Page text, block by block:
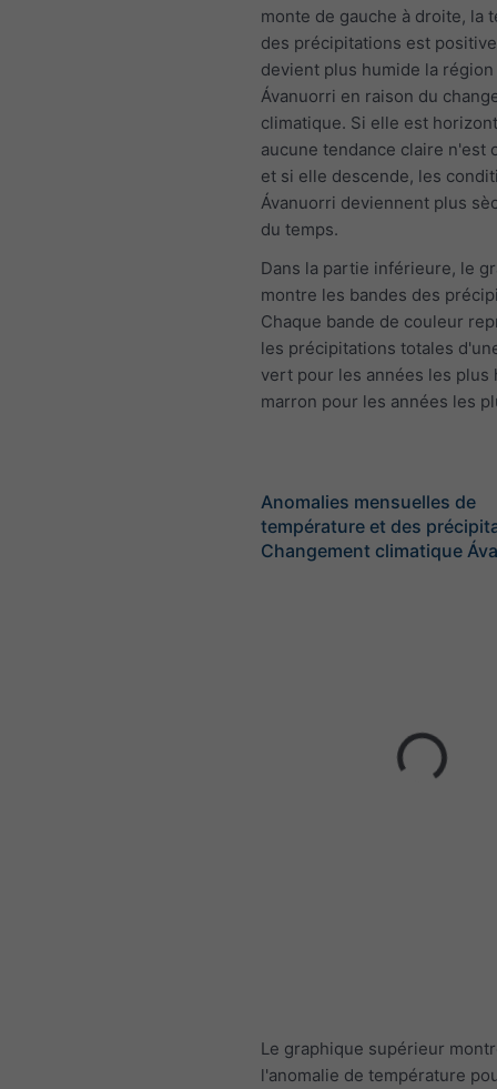
monte de gauche à droite, la
des précipitations est
devient plus humide la
Ávanuorri en raison du
climatique. Si elle est
aucune tendance claire n'est
et si elle descende, les
Ávanuorri deviennent plus
du temps.
Dans la partie inférieure, le
montre les bandes des
Chaque bande de couleur
les précipitations totales
vert pour les années les plus
marron pour les années les
Anomalies mensuelles de
température et des
Changement climatique
Le graphique supérieur
l'anomalie de température